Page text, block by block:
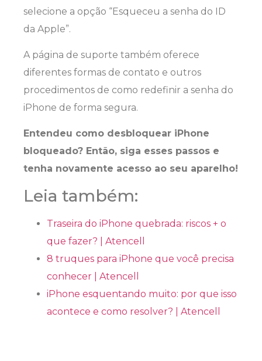
selecione a opção “Esqueceu a senha do ID
da Apple”.
A página de suporte também oferece
diferentes formas de contato e outros
procedimentos de como redefinir a senha do
iPhone de forma segura.
Entendeu como desbloquear iPhone
bloqueado? Então, siga esses passos e
tenha novamente acesso ao seu aparelho!
Leia também:
Traseira do iPhone quebrada: riscos + o
que fazer? | Atencell
8 truques para iPhone que você precisa
conhecer | Atencell
iPhone esquentando muito: por que isso
acontece e como resolver? | Atencell